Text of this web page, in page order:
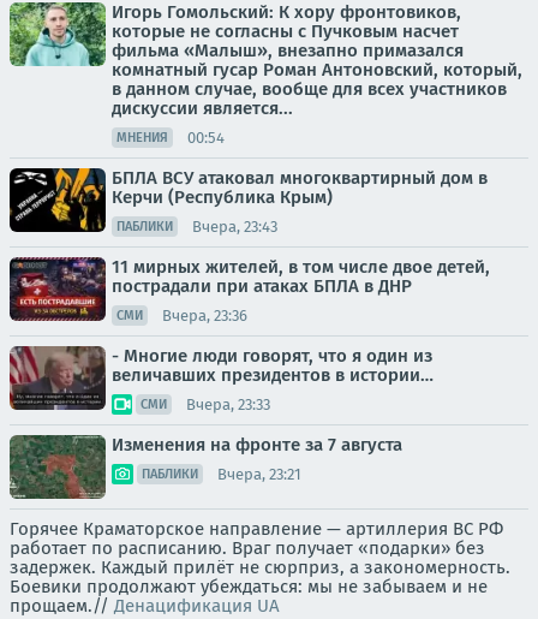
Игорь Гомольский: К хору фронтовиков,
которые не согласны с Пучковым насчет
фильма «Малыш», внезапно примазался
комнатный гусар Роман Антоновский, который,
в данном случае, вообще для всех участников
дискуссии является...
МНЕНИЯ 00:54
БПЛА ВСУ атаковал многоквартирный дом в
Керчи (Республика Крым)
ПАБЛИКИ Вчера, 23:43
11 мирных жителей, в том числе двое детей,
пострадали при атаках БПЛА в ДНР
СМИ Вчера, 23:36
- Многие люди говорят, что я один из
величавших президентов в истории…
СМИ Вчера, 23:33
Изменения на фронте за 7 августа
ПАБЛИКИ Вчера, 23:21
Горячее Краматорское направление — артиллерия ВС РФ
работает по расписанию. Враг получает «подарки» без
задержек. Каждый прилёт не сюрприз, а закономерность.
Боевики продолжают убеждаться: мы не забываем и не
прощаем.// Денацификация UA